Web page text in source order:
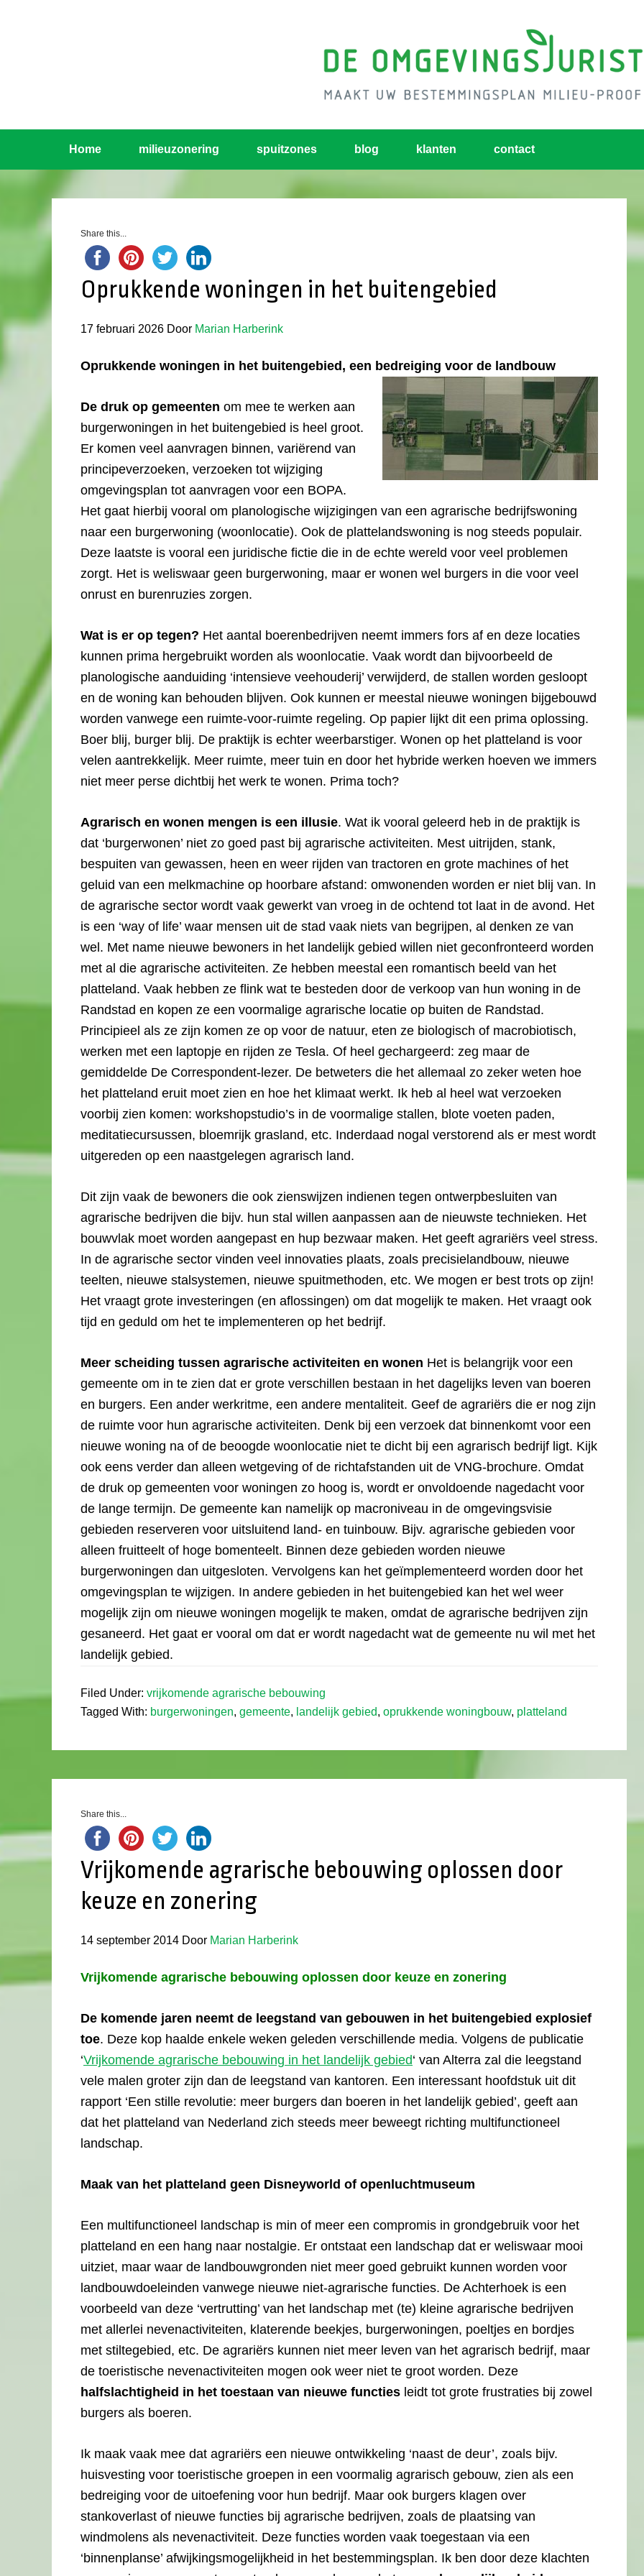
Home milieuzonering spuitzones blog klanten contact
Share this...
Oprukkende woningen in het buitengebied
17 februari 2026 Door Marian Harberink
Oprukkende woningen in het buitengebied, een bedreiging voor de landbouw
De druk op gemeenten om mee te werken aan
burgerwoningen in het buitengebied is heel groot.
Er komen veel aanvragen binnen, variërend van
principeverzoeken, verzoeken tot wijziging
omgevingsplan tot aanvragen voor een BOPA.
Het gaat hierbij vooral om planologische wijzigingen van een agrarische bedrijfswoning
naar een burgerwoning (woonlocatie). Ook de plattelandswoning is nog steeds populair.
Deze laatste is vooral een juridische fictie die in de echte wereld voor veel problemen
zorgt. Het is weliswaar geen burgerwoning, maar er wonen wel burgers in die voor veel
onrust en burenruzies zorgen.
Wat is er op tegen? Het aantal boerenbedrijven neemt immers fors af en deze locaties
kunnen prima hergebruikt worden als woonlocatie. Vaak wordt dan bijvoorbeeld de
planologische aanduiding ‘intensieve veehouderij’ verwijderd, de stallen worden gesloopt
en de woning kan behouden blijven. Ook kunnen er meestal nieuwe woningen bijgebouwd
worden vanwege een ruimte-voor-ruimte regeling. Op papier lijkt dit een prima oplossing.
Boer blij, burger blij. De praktijk is echter weerbarstiger. Wonen op het platteland is voor
velen aantrekkelijk. Meer ruimte, meer tuin en door het hybride werken hoeven we immers
niet meer perse dichtbij het werk te wonen. Prima toch?
Agrarisch en wonen mengen is een illusie. Wat ik vooral geleerd heb in de praktijk is
dat ‘burgerwonen’ niet zo goed past bij agrarische activiteiten. Mest uitrijden, stank,
bespuiten van gewassen, heen en weer rijden van tractoren en grote machines of het
geluid van een melkmachine op hoorbare afstand: omwonenden worden er niet blij van. In
de agrarische sector wordt vaak gewerkt van vroeg in de ochtend tot laat in de avond. Het
is een ‘way of life’ waar mensen uit de stad vaak niets van begrijpen, al denken ze van
wel. Met name nieuwe bewoners in het landelijk gebied willen niet geconfronteerd worden
met al die agrarische activiteiten. Ze hebben meestal een romantisch beeld van het
platteland. Vaak hebben ze flink wat te besteden door de verkoop van hun woning in de
Randstad en kopen ze een voormalige agrarische locatie op buiten de Randstad.
Principieel als ze zijn komen ze op voor de natuur, eten ze biologisch of macrobiotisch,
werken met een laptopje en rijden ze Tesla. Of heel gechargeerd: zeg maar de
gemiddelde De Correspondent-lezer. De betweters die het allemaal zo zeker weten hoe
het platteland eruit moet zien en hoe het klimaat werkt. Ik heb al heel wat verzoeken
voorbij zien komen: workshopstudio’s in de voormalige stallen, blote voeten paden,
meditatiecursussen, bloemrijk grasland, etc. Inderdaad nogal verstorend als er mest wordt
uitgereden op een naastgelegen agrarisch land.
Dit zijn vaak de bewoners die ook zienswijzen indienen tegen ontwerpbesluiten van
agrarische bedrijven die bijv. hun stal willen aanpassen aan de nieuwste technieken. Het
bouwvlak moet worden aangepast en hup bezwaar maken. Het geeft agrariërs veel stress.
In de agrarische sector vinden veel innovaties plaats, zoals precisielandbouw, nieuwe
teelten, nieuwe stalsystemen, nieuwe spuitmethoden, etc. We mogen er best trots op zijn!
Het vraagt grote investeringen (en aflossingen) om dat mogelijk te maken. Het vraagt ook
tijd en geduld om het te implementeren op het bedrijf.
Meer scheiding tussen agrarische activiteiten en wonen Het is belangrijk voor een
gemeente om in te zien dat er grote verschillen bestaan in het dagelijks leven van boeren
en burgers. Een ander werkritme, een andere mentaliteit. Geef de agrariërs die er nog zijn
de ruimte voor hun agrarische activiteiten. Denk bij een verzoek dat binnenkomt voor een
nieuwe woning na of de beoogde woonlocatie niet te dicht bij een agrarisch bedrijf ligt. Kijk
ook eens verder dan alleen wetgeving of de richtafstanden uit de VNG-brochure. Omdat
de druk op gemeenten voor woningen zo hoog is, wordt er onvoldoende nagedacht voor
de lange termijn. De gemeente kan namelijk op macroniveau in de omgevingsvisie
gebieden reserveren voor uitsluitend land- en tuinbouw. Bijv. agrarische gebieden voor
alleen fruitteelt of hoge bomenteelt. Binnen deze gebieden worden nieuwe
burgerwoningen dan uitgesloten. Vervolgens kan het geïmplementeerd worden door het
omgevingsplan te wijzigen. In andere gebieden in het buitengebied kan het wel weer
mogelijk zijn om nieuwe woningen mogelijk te maken, omdat de agrarische bedrijven zijn
gesaneerd. Het gaat er vooral om dat er wordt nagedacht wat de gemeente nu wil met het
landelijk gebied.
Filed Under: vrijkomende agrarische bebouwing
Tagged With: burgerwoningen, gemeente, landelijk gebied, oprukkende woningbouw, platteland
Share this...
Vrijkomende agrarische bebouwing oplossen door
keuze en zonering
14 september 2014 Door Marian Harberink
Vrijkomende agrarische bebouwing oplossen door keuze en zonering
De komende jaren neemt de leegstand van gebouwen in het buitengebied explosief
toe. Deze kop haalde enkele weken geleden verschillende media. Volgens de publicatie
‘Vrijkomende agrarische bebouwing in het landelijk gebied‘ van Alterra zal die leegstand
vele malen groter zijn dan de leegstand van kantoren. Een interessant hoofdstuk uit dit
rapport ‘Een stille revolutie: meer burgers dan boeren in het landelijk gebied’, geeft aan
dat het platteland van Nederland zich steeds meer beweegt richting multifunctioneel
landschap.
Maak van het platteland geen Disneyworld of openluchtmuseum
Een multifunctioneel landschap is min of meer een compromis in grondgebruik voor het
platteland en een hang naar nostalgie. Er ontstaat een landschap dat er weliswaar mooi
uitziet, maar waar de landbouwgronden niet meer goed gebruikt kunnen worden voor
landbouwdoeleinden vanwege nieuwe niet-agrarische functies. De Achterhoek is een
voorbeeld van deze ‘vertrutting’ van het landschap met (te) kleine agrarische bedrijven
met allerlei nevenactiviteiten, klaterende beekjes, burgerwoningen, poeltjes en bordjes
met stiltegebied, etc. De agrariërs kunnen niet meer leven van het agrarisch bedrijf, maar
de toeristische nevenactiviteiten mogen ook weer niet te groot worden. Deze
halfslachtigheid in het toestaan van nieuwe functies leidt tot grote frustraties bij zowel
burgers als boeren.
Ik maak vaak mee dat agrariërs een nieuwe ontwikkeling ‘naast de deur’, zoals bijv.
huisvesting voor toeristische groepen in een voormalig agrarisch gebouw, zien als een
bedreiging voor de uitoefening voor hun bedrijf. Maar ook burgers klagen over
stankoverlast of nieuwe functies bij agrarische bedrijven, zoals de plaatsing van
windmolens als nevenactiviteit. Deze functies worden vaak toegestaan via een
‘binnenplanse’ afwijkingsmogelijkheid in het bestemmingsplan. Ik ben door deze klachten